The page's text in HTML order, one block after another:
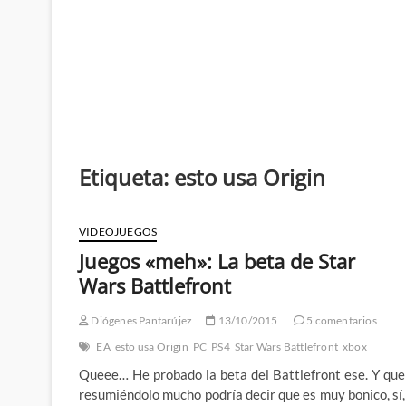
Etiqueta: esto usa Origin
VIDEOJUEGOS
Juegos «meh»: La beta de Star
Wars Battlefront
Diógenes Pantarújez 13/10/2015
5 comentarios
EA esto usa Origin PC PS4 Star Wars Battlefront xbox
Queee… He probado la beta del Battlefront ese. Y que
resumiéndolo mucho podría decir que es muy bonico, sí,